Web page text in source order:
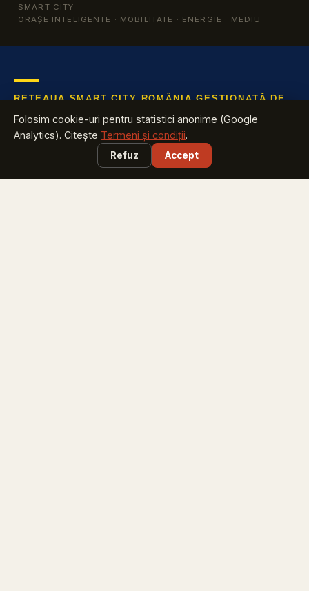
SMART CITY
ORAȘE INTELIGENTE · MOBILITATE · ENERGIE · MEDIU
Folosim cookie-uri pentru statistici anonime (Google
Analytics). Citește Termeni și condiții.
Refuz Accept
REȚEAUA SMART CITY ROMÂNIA GESTIONATĂ DE
Află tot ce te interesează despre industria cu cea mai mare
creștere din România